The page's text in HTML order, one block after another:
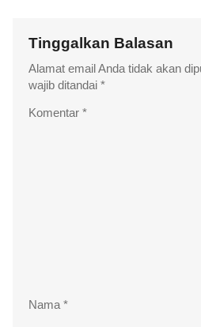
Tinggalkan Balasan
Alamat email Anda tidak akan
wajib ditandai *
Komentar *
Nama*